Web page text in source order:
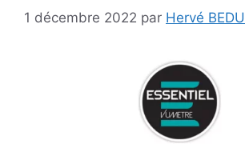
1 décembre 2022 par Hervé BEDU